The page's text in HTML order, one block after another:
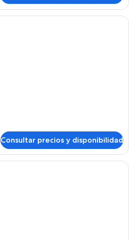
Una habitación de hotel moderna
Consultar precios y disponibilidad
Una habitación de hotel moderna